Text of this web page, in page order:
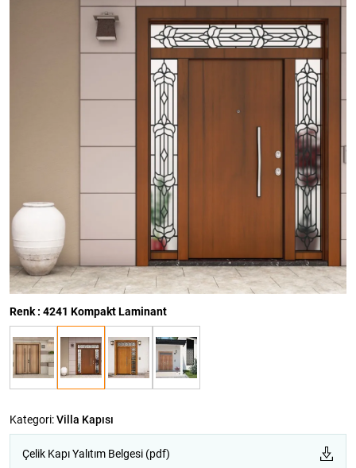
Renk : 4241 Kompakt Laminant
Kategori:Villa Kapısı
Çelik Kapı Yalıtım Belgesi (pdf)